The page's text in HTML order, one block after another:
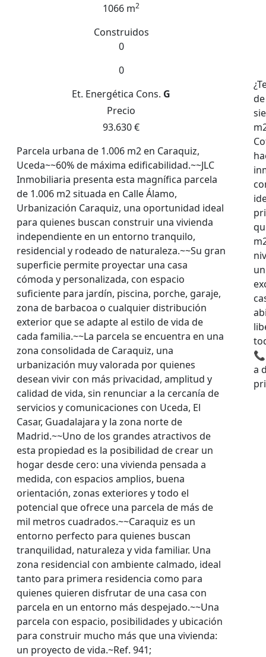
1066 m2
Construidos
0
0
Et. Energética Cons. G
Precio
93.630 €
Parcela urbana de 1.006 m2 en Caraquiz,
Uceda~~60% de máxima edificabilidad.~~JLC
Inmobiliaria presenta esta magnífica parcela
de 1.006 m2 situada en Calle Álamo,
Urbanización Caraquiz, una oportunidad ideal
para quienes buscan construir una vivienda
independiente en un entorno tranquilo,
residencial y rodeado de naturaleza.~~Su gran
superficie permite proyectar una casa
cómoda y personalizada, con espacio
suficiente para jardín, piscina, porche, garaje,
zona de barbacoa o cualquier distribución
exterior que se adapte al estilo de vida de
cada familia.~~La parcela se encuentra en una
zona consolidada de Caraquiz, una
urbanización muy valorada por quienes
desean vivir con más privacidad, amplitud y
calidad de vida, sin renunciar a la cercanía de
servicios y comunicaciones con Uceda, El
Casar, Guadalajara y la zona norte de
Madrid.~~Uno de los grandes atractivos de
esta propiedad es la posibilidad de crear un
hogar desde cero: una vivienda pensada a
medida, con espacios amplios, buena
orientación, zonas exteriores y todo el
potencial que ofrece una parcela de más de
mil metros cuadrados.~~Caraquiz es un
entorno perfecto para quienes buscan
tranquilidad, naturaleza y vida familiar. Una
zona residencial con ambiente calmado, ideal
tanto para primera residencia como para
quienes quieren disfrutar de una casa con
parcela en un entorno más despejado.~~Una
parcela con espacio, posibilidades y ubicación
para construir mucho más que una vivienda:
un proyecto de vida.~Ref. 941;
a